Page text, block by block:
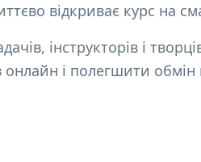
відкриває курс на
інструкторів і
онлайн і полегшити